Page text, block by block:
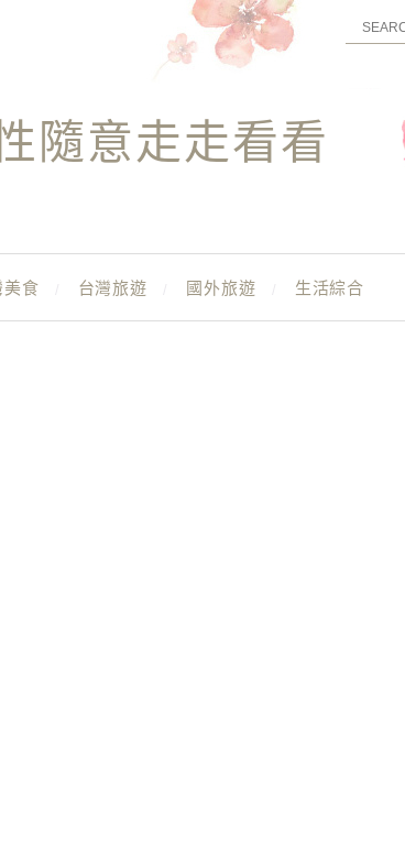
隨意走走看看
美食 台灣旅遊 國外旅遊 生活綜合